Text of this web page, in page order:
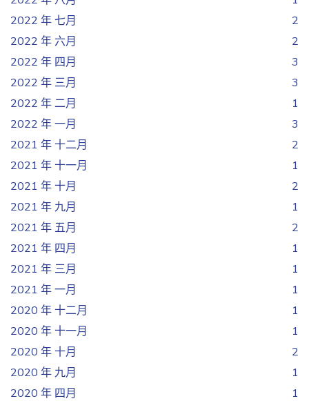
2022 年 七月
2
2022 年 六月
2
2022 年 四月
3
2022 年 三月
3
2022 年 二月
1
2022 年 一月
3
2021 年 十二月
2
2021 年 十一月
1
2021 年 十月
2
2021 年 九月
1
2021 年 五月
2
2021 年 四月
1
2021 年 三月
1
2021 年 一月
1
2020 年 十二月
1
2020 年 十一月
1
2020 年 十月
2
2020 年 九月
1
2020 年 四月
1